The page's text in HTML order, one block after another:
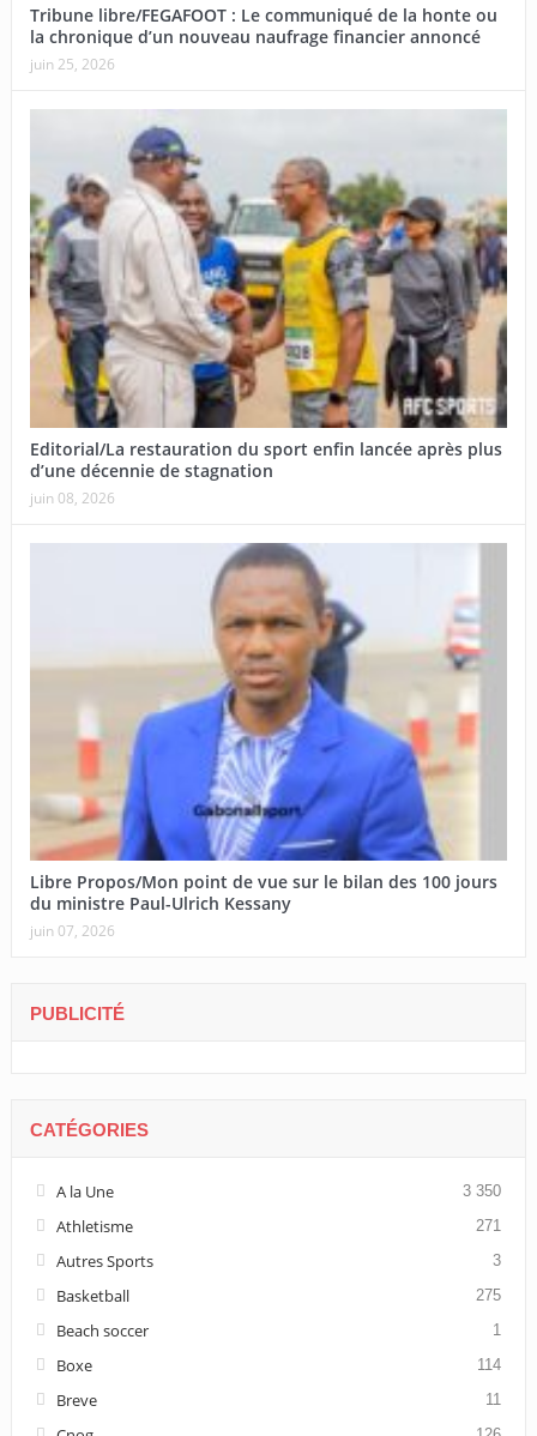
Tribune libre/FEGAFOOT : Le communiqué de la honte ou
la chronique d’un nouveau naufrage financier annoncé
juin 25, 2026
Editorial/La restauration du sport enfin lancée après plus
d’une décennie de stagnation
juin 08, 2026
Libre Propos/Mon point de vue sur le bilan des 100 jours
du ministre Paul-Ulrich Kessany
juin 07, 2026
PUBLICITÉ
CATÉGORIES
A la Une 3 350
Athletisme 271
Autres Sports 3
Basketball 275
Beach soccer 1
Boxe 114
Breve 11